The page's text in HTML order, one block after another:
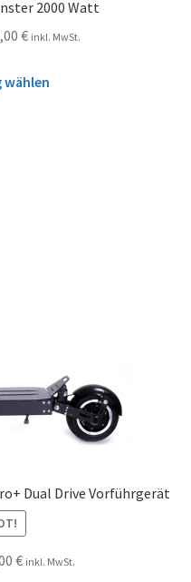
2000 Watt
€ inkl. MwSt.
wählen
Dual Drive Vorführgerät
€ inkl. MwSt.